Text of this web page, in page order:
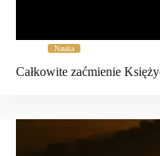
Nauka
Całkowite zaćmienie